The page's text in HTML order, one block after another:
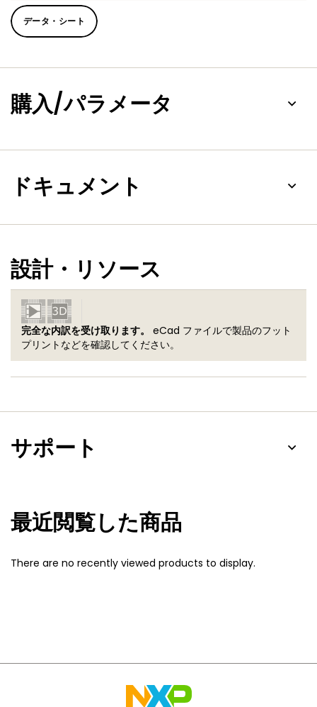
latest errata.
データ・シート
購入/パラメータ
ドキュメント
設計・リソース
完全な内訳を受け取ります。
eCad ファイルで製品のフット
プリントなどを確認してください。
サポート
最近閲覧した商品
There are no recently viewed products to display.